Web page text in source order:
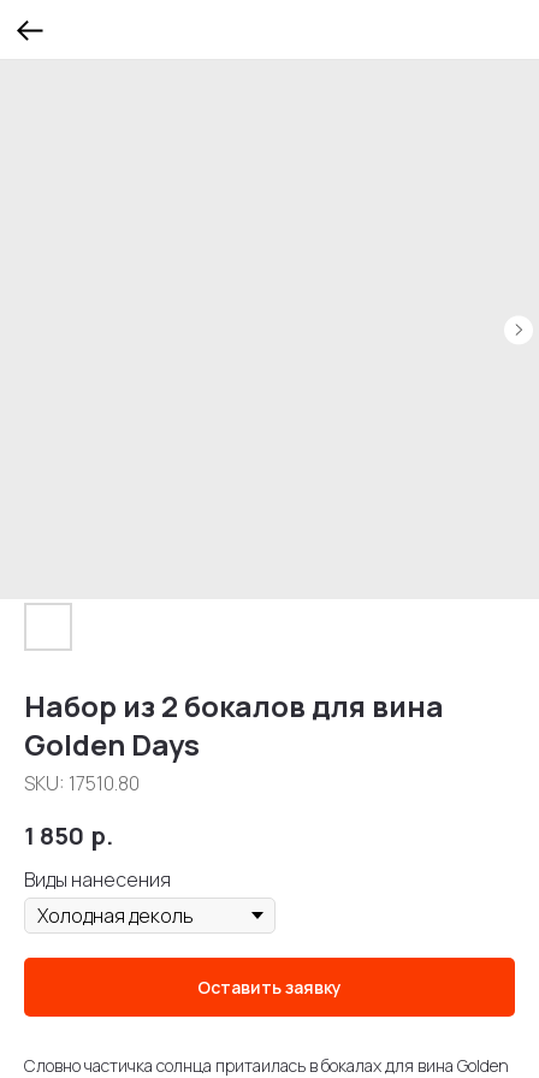
Набор из 2 бокалов для вина
Golden Days
SKU: 17510.80
1 850 р.
Виды нанесения
Оставить заявку
Словно частичка солнца притаилась в бокалах для вина Golden